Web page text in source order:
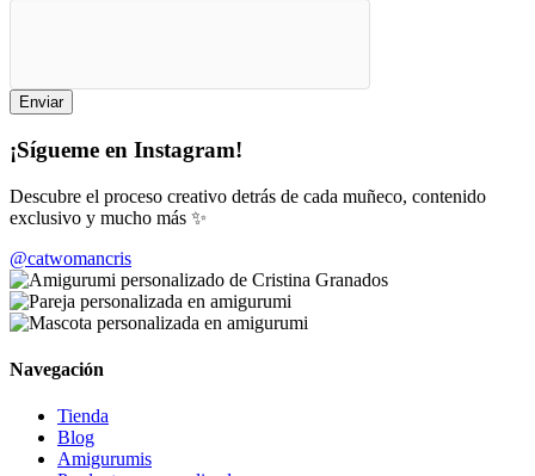
Enviar
¡Sígueme en Instagram!
Descubre el proceso creativo detrás de cada muñeco, contenido
exclusivo y mucho más ✨
@catwomancris
Navegación
Tienda
Blog
Amigurumis